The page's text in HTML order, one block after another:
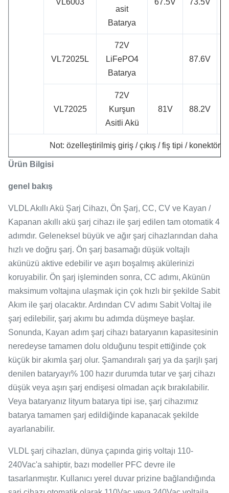
asit
Batarya
VL72025L
72V
LiFePO4
Batarya
87.6V
VL72025
72V
Kurşun
Asitli Akü
81V 88.2V
Not: özelleştirilmiş giriş / çıkış / fiş tipi /
Ürün Bilgisi
genel bakış
VLDL Akıllı Akü Şarj Cihazı, Ön Şarj, CC, CV ve Kayan /
Kapanan akıllı akü şarj cihazı ile şarj edilen tam otomatik 4
adımdır. Geleneksel büyük ve ağır şarj cihazlarından daha
hızlı ve doğru şarj. Ön şarj basamağı düşük voltajlı
akünüzü aktive edebilir ve aşırı boşalmış akülerinizi
koruyabilir. Ön şarj işleminden sonra, CC adımı, Akünün
maksimum voltajına ulaşmak için çok hızlı bir şekilde Sabit
Akım ile şarj olacaktır. Ardından CV adımı Sabit Voltaj ile
şarj edilebilir, şarj akımı bu adımda düşmeye başlar.
Sonunda, Kayan adım şarj cihazı bataryanın kapasitesinin
neredeyse tamamen dolu olduğunu tespit ettiğinde çok
küçük bir akımla şarj olur. Şamandıralı şarj ya da şarjlı şarj
denilen bataryayı% 100 hazır durumda tutar ve şarj cihazı
düşük veya aşırı şarj endişesi olmadan açık bırakılabilir.
Veya bataryanız lityum batarya tipi ise, şarj cihazımız
batarya tamamen şarj edildiğinde kapanacak şekilde
ayarlanabilir.
VLDL şarj cihazları, dünya çapında giriş voltajı 110-
240Vac'a sahiptir, bazı modeller PFC devre ile
tasarlanmıştır. Kullanıcı yerel duvar prizine bağlandığında